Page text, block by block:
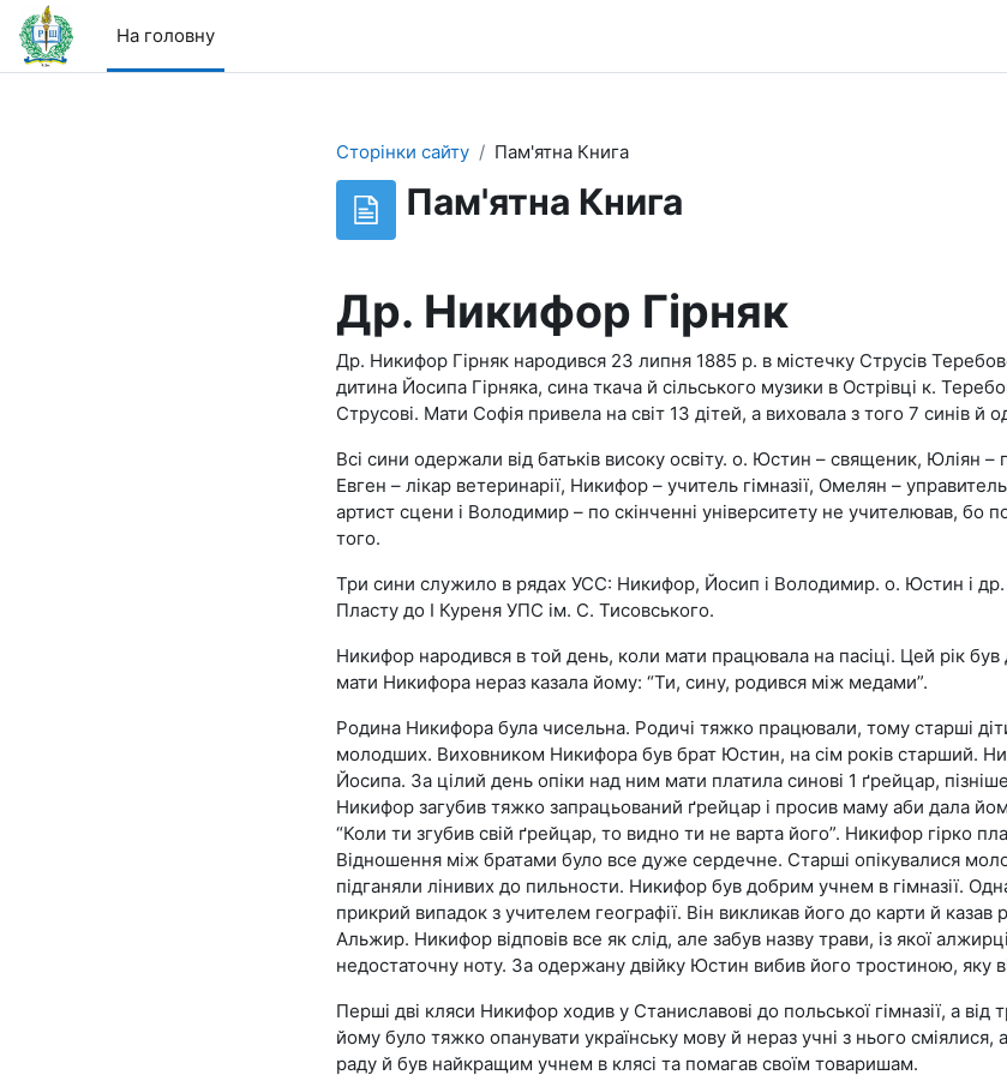
Перейти до головного вмісту
На головну
Сторінки сайту Пам'ятна Книга
Пам'ятна Книга
Др. Никифор Гірняк
Др. Никифор Гірняк народився 23 липня 1885 р. в містечку Струсів
дитина Йосипа Гірняка, сина ткача й сільського музики в Острівці к.
Струсові. Мати Софія привела на світ 13 дітей, а виховала з того 7 синів й
Всі сини одержали від батьків високу освіту. о. Юстин – священик, Юліян –
Евген – лікар ветеринарії, Никифор – учитель гімназії, Омелян –
артист сцени і Володимир – по скінченні університету не учителював, бо
того.
Три сини служило в рядах УСС: Никифор, Йосип і Володимир. о. Юстин і
Пласту до І Куреня УПС ім. С. Тисовського.
Никифор народився в той день, коли мати працювала на пасіці. Цей рік
мати Никифора нераз казала йому: “Ти, сину, родився між медами”.
Родина Никифора була чисельна. Родичі тяжко працювали, тому старші
молодших. Виховником Никифора був брат Юстин, на сім років старший.
Йосипа. За цілий день опіки над ним мати платила синові 1 ґрейцар,
Никифор загубив тяжко запрацьований ґрейцар і просив маму аби дала
“Коли ти згубив свій ґрейцар, то видно ти не варта його”. Никифор гірко
Відношення між братами було все дуже сердечне. Старші опікувалися
підганяли лінивих до пильности. Никифор був добрим учнем в гімназії.
прикрий випадок з учителем географії. Він викликав його до карти й казав
Альжир. Никифор відповів все як слід, але забув назву трави, із якої
недостаточну ноту. За одержану двійку Юстин вибив його тростиною, яку
Перші дві кляси Никифор ходив у Станиславові до польської гімназії, а від
йому було тяжко опанувати українську мову й нераз учні з нього
раду й був найкращим учнем в клясі та помагав своїм товаришам.